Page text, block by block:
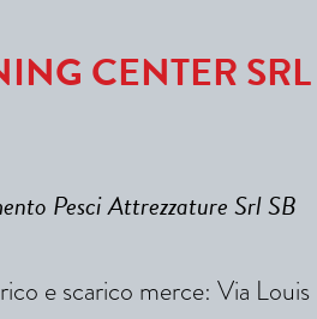
CENTER SRL
Pesci Attrezzature Srl SB
e scarico merce: Via Louis